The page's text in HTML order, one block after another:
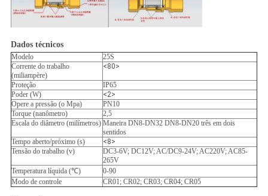
Dados técnicos
Modelo
25S
Corrente do trabalho
(miliampère)
<80>
Proteção
IP65
Poder (W)
<2>
Opere a pressão (o Mpa)
PN10
Torque (nanômetro)
2,5
Escala do diâmetro (milímetros) Maneira DN8-DN32 DN8-DN20 três em dois
sentidos
Tempo aberto/próximo (s)
<8>
Tensão do trabalho (v)
DC3-6V; DC12V; AC/DC9-24V; AC220V; AC85-
265V
Temperatura líquida (℃)
0-90
Modo de controle
CR01; CR02; CR03; CR04; CR05